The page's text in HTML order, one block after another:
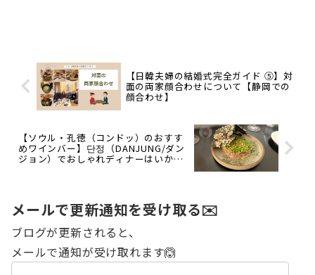
【日韓夫婦の結婚式完全ガイド ⑤】対
面の両家顔合わせについて【静岡での
顔合わせ】
【ソウル・孔徳（コンドッ）のおすす
めワインバー】단정（DANJUNG/ダン
ジョン）でおしゃれディナーはいか
メールで更新通知を受け取る✉️
ブログが更新されると、
メールで通知が受け取れます🙆